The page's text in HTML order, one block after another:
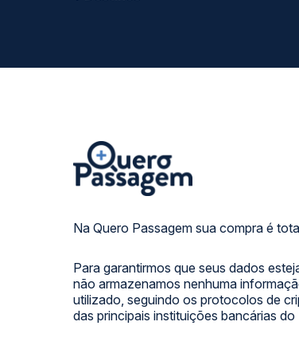
Na Quero Passagem sua compra é
Para garantirmos que seus dados
não armazenamos nenhuma
utilizado, seguindo os protocolos de
das principais instituições bancárias do